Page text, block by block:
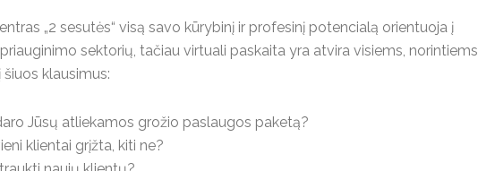
„2 sesutės“ visą savo kūrybinį ir profesinį potencialą orientuoja į
sektorių, tačiau virtuali paskaita yra atvira visiems, norintiems
klausimus:
Jūsų atliekamos grožio paslaugos paketą?
klientai grįžta, kiti ne?